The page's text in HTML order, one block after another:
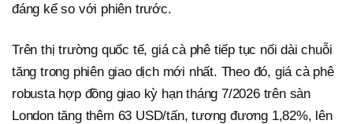
đáng kể so với phiên trước.
Trên thị trường quốc tế, giá cà phê tiếp tục nối dài chuỗi
tăng trong phiên giao dịch mới nhất. Theo đó, giá cà phê
robusta hợp đồng giao kỳ hạn tháng 7/2026 trên sàn
London tăng thêm 63 USD/tấn, tương đương 1,82%, lên